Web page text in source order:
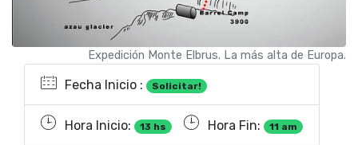
Fecha Inicio : Solicitar!
Hora Inicio: 13 hs Hora Fin: 11 am
Expedición Monte Elbrus. La más alta de Europa.